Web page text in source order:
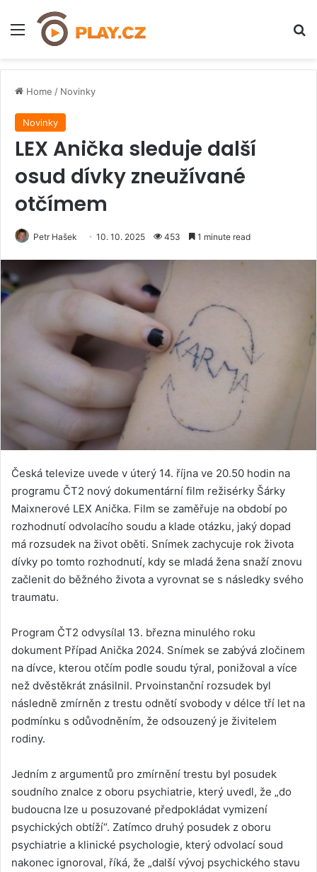
Menu
Home / Novinky
Novinky
LEX Anička sleduje další
osud dívky zneužívané
otčímem
Petr Hašek 10. 10. 2025 453 1 minute read
Česká televize uvede v úterý 14. října ve 20.50 hodin na
programu ČT2 nový dokumentární film režisérky Šárky
Maixnerové LEX Anička. Film se zaměřuje na období po
rozhodnutí odvolacího soudu a klade otázku, jaký dopad
má rozsudek na život oběti. Snímek zachycuje rok života
dívky po tomto rozhodnutí, kdy se mladá žena snaží znovu
začlenit do běžného života a vyrovnat se s následky svého
traumatu.
Program ČT2 odvysílal 13. března minulého roku
dokument Případ Anička 2024. Snímek se zabývá zločinem
na dívce, kterou otčím podle soudu týral, ponižoval a více
než dvěstěkrát znásilnil. Prvoinstanční rozsudek byl
následně zmírněn z trestu odnětí svobody v délce tří let na
podmínku s odůvodněním, že odsouzený je živitelem
rodiny.
Jedním z argumentů pro zmírnění trestu byl posudek
soudního znalce z oboru psychiatrie, který uvedl, že „do
budoucna lze u posuzované předpokládat vymizení
psychických obtíží“. Zatímco druhý posudek z oboru
psychiatrie a klinické psychologie, který odvolací soud
nakonec ignoroval, říká, že „další vývoj psychického stavu